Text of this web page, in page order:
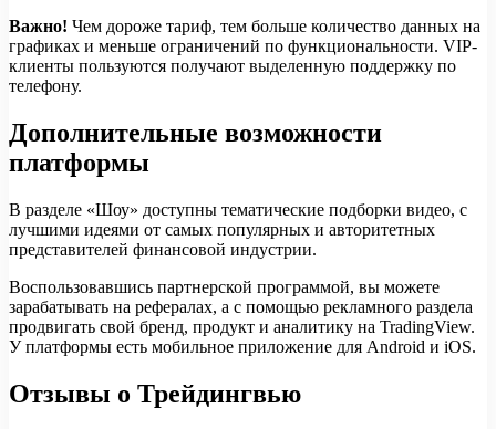
Важно! Чем дороже тариф, тем больше количество данных на
графиках и меньше ограничений по функциональности. VIP-
клиенты пользуются получают выделенную поддержку по
телефону.
Дополнительные возможности
платформы
В разделе «Шоу» доступны тематические подборки видео, с
лучшими идеями от самых популярных и авторитетных
представителей финансовой индустрии.
Воспользовавшись партнерской программой, вы можете
зарабатывать на рефералах, а с помощью рекламного раздела
продвигать свой бренд, продукт и аналитику на TradingView.
У платформы есть мобильное приложение для Android и iOS.
Отзывы о Трейдингвью